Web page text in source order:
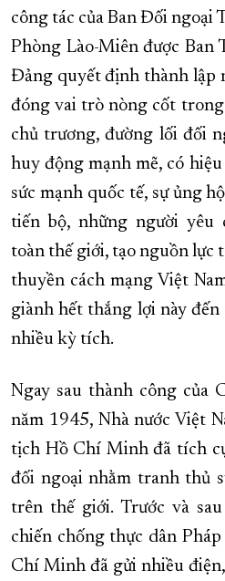
công tác của Ban Đối ngoại
Phòng Lào-Miên được Ban
Đảng quyết định thành lập
đóng vai trò nòng cốt
chủ trương, đường lối đối
huy động mạnh mẽ, có
sức mạnh quốc tế, sự ủng
tiến bộ, những người yêu
toàn thế giới, tạo nguồn lực
thuyền cách mạng Việt
giành hết thắng lợi này
nhiều kỳ tích.
Ngay sau thành công của
năm 1945, Nhà nước Việt
tịch Hồ Chí Minh đã tích
đối ngoại nhằm tranh thủ
trên thế giới. Trước và
chiến chống thực dân
Chí Minh đã gửi nhiều